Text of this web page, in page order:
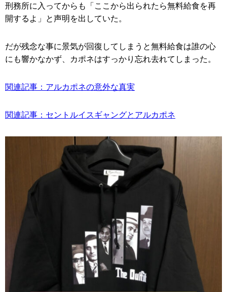
刑務所に入ってからも「ここから出られたら無料給食を再
開するよ」と声明を出していた。
だが残念な事に景気が回復してしまうと無料給食は誰の心
にも響かなかず、カポネはすっかり忘れ去れてしまった。
関連記事：アルカポネの意外な真実
関連記事：セントルイスギャングとアルカポネ